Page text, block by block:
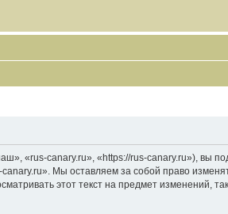
«rus-canary.ru», «https://rus-canary.ru»), вы
Мы оставляем за собой право
этот текст на предмет изменений,